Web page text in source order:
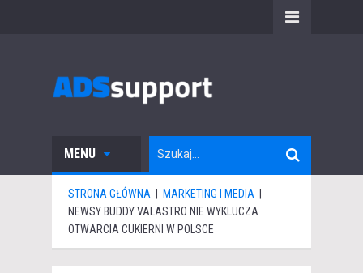
MENU
STRONA GŁÓWNA MARKETING I MEDIA
NEWSY BUDDY VALASTRO NIE WYKLUCZA
OTWARCIA CUKIERNI W POLSCE